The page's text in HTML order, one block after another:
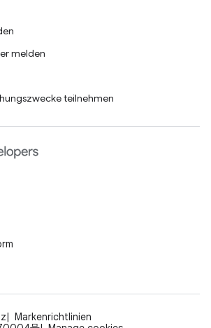
melden
teilnehmen
Markenrichtlinien